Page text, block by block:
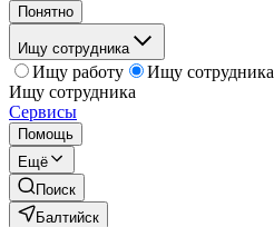
Понятно
Ищу сотрудника
Ищу работу
Ищу сотрудника
Ищу сотрудника
Сервисы
Помощь
Ещё
Поиск
Балтийск